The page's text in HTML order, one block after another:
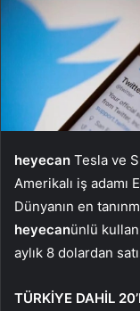
heyecan Tesla ve
Amerikalı iş adamı
Dünyanın en
heyecanünlü
aylık 8 dolardan
TÜRKİYE DAHİL